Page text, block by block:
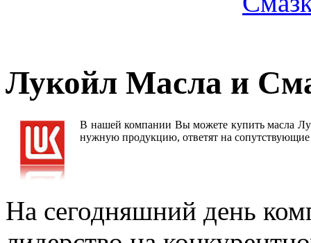
Лукойл Масла и
В нашей компании Вы можете купить масла
нужную продукцию, ответят на
На сегодняшний день